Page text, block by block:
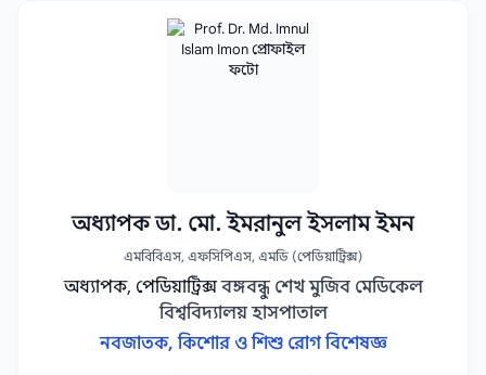
অধ্যাপক ডা. মো. ইমরানুল ইসলাম ইমন
এমবিবিএস, এফসিপিএস, এমডি (পেডিয়াট্রিক্স)
অধ্যাপক, পেডিয়াট্রিক্স বঙ্গবন্ধু শেখ মুজিব মেডিকেল
বিশ্ববিদ্যালয় হাসপাতাল
নবজাতক, কিশোর ও শিশু রোগ বিশেষজ্ঞ